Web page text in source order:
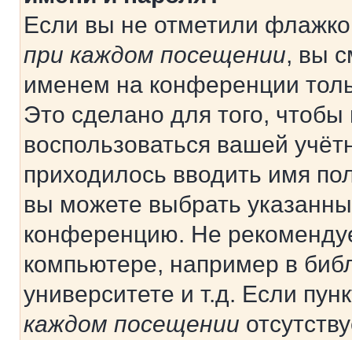
Если вы не отметили
при каждом посещении, вы
именем на конференции
Это сделано для того, чтобы
воспользоваться вашей
приходилось вводить имя
вы можете выбрать
конференцию. Не
компьютере, например в
университете и т.д. Если
каждом посещении